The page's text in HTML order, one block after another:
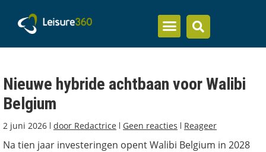
Nieuwe hybride achtbaan voor Walibi
Belgium
2 juni 2026 door Redactrice Geen reacties Reageer
Na tien jaar investeringen opent Walibi Belgium in 2028